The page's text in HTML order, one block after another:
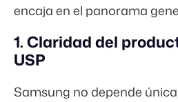
encaja en el panorama
1. Claridad del
USP
Samsung no depende